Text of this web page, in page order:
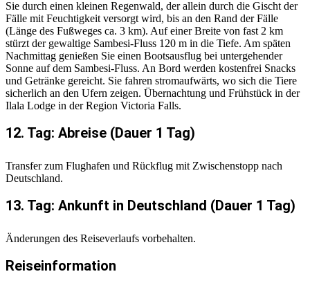
Sie durch einen kleinen Regenwald, der allein durch die Gischt der
Fälle mit Feuchtigkeit versorgt wird, bis an den Rand der Fälle
(Länge des Fußweges ca. 3 km). Auf einer Breite von fast 2 km
stürzt der gewaltige Sambesi-Fluss 120 m in die Tiefe. Am späten
Nachmittag genießen Sie einen Bootsausflug bei untergehender
Sonne auf dem Sambesi-Fluss. An Bord werden kostenfrei Snacks
und Getränke gereicht. Sie fahren stromaufwärts, wo sich die Tiere
sicherlich an den Ufern zeigen. Übernachtung und Frühstück in der
Ilala Lodge in der Region Victoria Falls.
12. Tag: Abreise (Dauer 1 Tag)
Transfer zum Flughafen und Rückflug mit Zwischenstopp nach
Deutschland.
13. Tag: Ankunft in Deutschland (Dauer 1 Tag)
Änderungen des Reiseverlaufs vorbehalten.
Reiseinformation